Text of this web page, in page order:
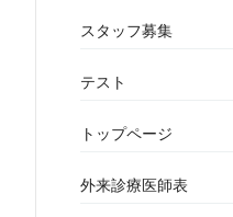
スタッフ募集
テスト
トップページ
外来診療医師表